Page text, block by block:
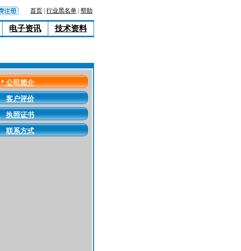
首页 行业黑名单 帮助
电子资讯 技术资料
公司简介
客户评价
执照证书
联系方式